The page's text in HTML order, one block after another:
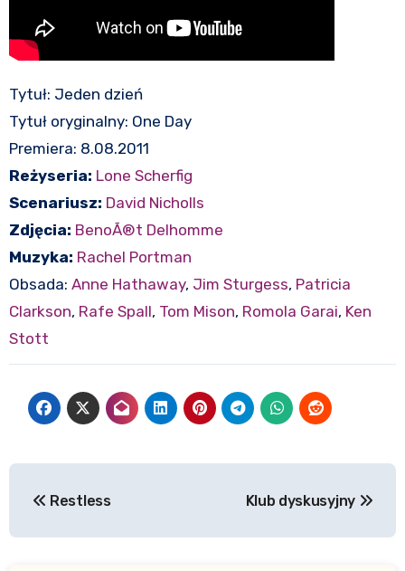
Tytuł: Jeden dzień
Tytuł oryginalny: One Day
Premiera: 8.08.2011
Reżyseria: Lone Scherfig
Scenariusz: David Nicholls
Zdjęcia: BenoÃ®t Delhomme
Muzyka: Rachel Portman
Obsada: Anne Hathaway, Jim Sturgess, Patricia
Clarkson, Rafe Spall, Tom Mison, Romola Garai, Ken
Stott
Restless Klub dyskusyjny